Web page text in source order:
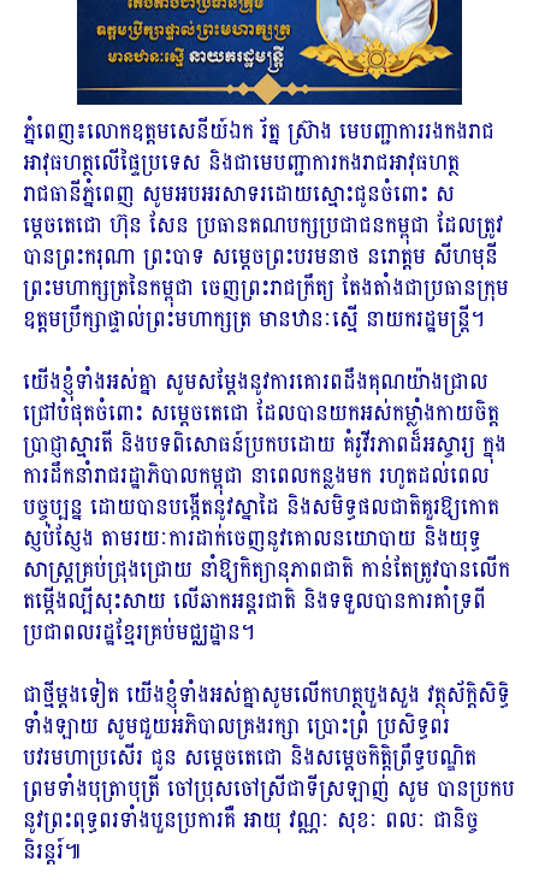
ភ្នំពេញ៖លោកឧត្តមសេនីយ៍ឯក រ័ត្ន ស្រ៊ាង មេបញ្ជាការរងកងរាជ
អាវុធហត្ថលើផ្ទៃប្រទេស និងជាមេបញ្ជាការកងរាជអាវុធហត្ថ
រាជធានីភ្នំពេញ សូមអបអរសាទរដោយស្មោះជូនចំពោះ ស
ម្តេចតេជោ ហ៊ុន សែន ប្រធានគណបក្សប្រជាជនកម្ពុជា ដែលត្រូវ
បានព្រះករុណា ព្រះបាទ សម្តេចព្រះបរមនាថ នរោត្តម សីហមុនី
ព្រះមហាក្សត្រនៃកម្ពុជា ចេញព្រះរាជក្រឹត្យ តែងតាំងជាប្រធានក្រុម
ឧត្តមប្រឹក្សាផ្ទាល់ព្រះមហាក្សត្រ មានឋានៈស្មើ នាយករដ្ឋមន្ដ្រី។
យើងខ្ញុំទាំងអស់គ្នា សូមសម្ដែងនូវការគោរពដឹងគុណយ៉ាងជ្រាល
ជ្រៅបំផុតចំពោះ សម្តេចតេជោ ដែលបានយកអស់កម្លាំងកាយចិត្ត
ប្រាជ្ញាស្មារតី និងបទពិសោធន៍ប្រកបដោយ គំរូវីរភាពដ៏អស្ចារ្យ ក្នុង
ការដឹកនាំរាជរដ្ឋាភិបាលកម្ពុជា នាពេលកន្លងមក រហូតដល់ពេល
បច្ចុប្បន្ន ដោយបានបង្កើតនូវស្នាដៃ និងសមិទ្ធផលជាតិគួរឱ្យកោត
ស្ញប់ស្ញែង តាមរយៈការដាក់ចេញនូវគោលនយោបាយ និងយុទ្ធ
សាស្ត្រគ្រប់ជ្រុងជ្រោយ នាំឱ្យកិត្យានុភាពជាតិ កាន់តែត្រូវបានលើក
តម្កើងល្បីសុះសាយ លើឆាកអន្តរជាតិ និងទទួលបានការគាំទ្រពី
ប្រជាពលរដ្ឋខ្មែរគ្រប់មជ្ឈដ្ឋាន។
ជាថ្មីម្តងទៀត យើងខ្ញុំទាំងអស់គ្នាសូមលើកហត្ថបួងសួង វត្ថុស័ក្ដិសិទ្ធិ
ទាំងឡាយ សូមជួយអភិបាលគ្រងរក្សា ប្រោះព្រំ ប្រសិទ្ធពរ
បវរមហាប្រសើរ ជូន សម្តេចតេជោ និងសម្តេចកិត្តិព្រឹទ្ធបណ្ឌិត
ព្រមទាំងបុត្រាបុត្រី ចៅប្រុសចៅស្រីជាទីស្រឡាញ់ សូម បានប្រកប
នូវព្រះពុទ្ធពរទាំងបួនប្រការគឺ អាយុ វណ្ណៈ សុខៈ ពលៈ ជានិច្ច
និរន្តរ៍៕